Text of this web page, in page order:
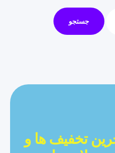
تخفیف ها و